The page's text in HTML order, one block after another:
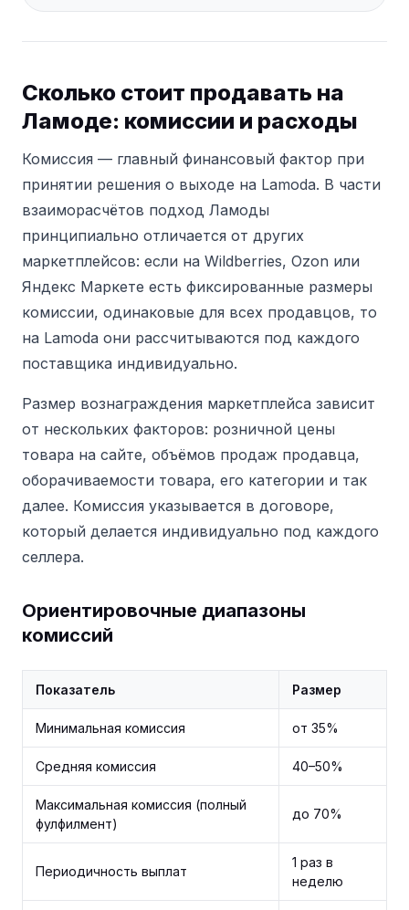
Сколько стоит продавать на
Ламоде: комиссии и расходы
Комиссия — главный финансовый фактор при
принятии решения о выходе на Lamoda. В части
взаиморасчётов подход Ламоды
принципиально отличается от других
маркетплейсов: если на Wildberries, Ozon или
Яндекс Маркете есть фиксированные размеры
комиссии, одинаковые для всех продавцов, то
на Lamoda они рассчитываются под каждого
поставщика индивидуально.
Размер вознаграждения маркетплейса зависит
от нескольких факторов: розничной цены
товара на сайте, объёмов продаж продавца,
оборачиваемости товара, его категории и так
далее. Комиссия указывается в договоре,
который делается индивидуально под каждого
селлера.
Ориентировочные диапазоны
комиссий
Показатель Размер
Минимальная комиссия от 35%
Средняя комиссия 40–50%
Максимальная комиссия (полный
фулфилмент)
до 70%
Периодичность выплат
1 раз в
неделю